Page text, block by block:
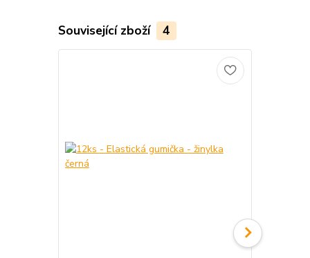
Související zboží 4